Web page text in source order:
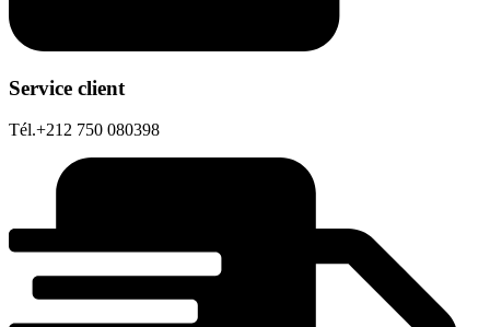
Service client
Tél.+212 750 080398